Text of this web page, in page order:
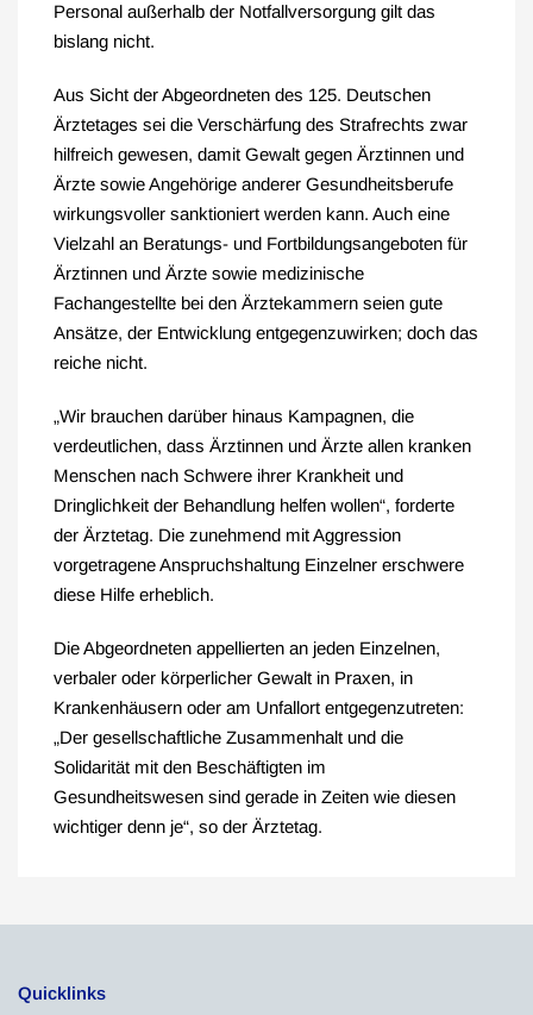
Personal außerhalb der Notfallversorgung gilt das
bislang nicht.
Aus Sicht der Abgeordneten des 125. Deutschen
Ärztetages sei die Verschärfung des Strafrechts zwar
hilfreich gewesen, damit Gewalt gegen Ärztinnen und
Ärzte sowie Angehörige anderer Gesundheitsberufe
wirkungsvoller sanktioniert werden kann. Auch eine
Vielzahl an Beratungs- und Fortbildungsangeboten für
Ärztinnen und Ärzte sowie medizinische
Fachangestellte bei den Ärztekammern seien gute
Ansätze, der Entwicklung entgegenzuwirken; doch das
reiche nicht.
„Wir brauchen darüber hinaus Kampagnen, die
verdeutlichen, dass Ärztinnen und Ärzte allen kranken
Menschen nach Schwere ihrer Krankheit und
Dringlichkeit der Behandlung helfen wollen“, forderte
der Ärztetag. Die zunehmend mit Aggression
vorgetragene Anspruchshaltung Einzelner erschwere
diese Hilfe erheblich.
Die Abgeordneten appellierten an jeden Einzelnen,
verbaler oder körperlicher Gewalt in Praxen, in
Krankenhäusern oder am Unfallort entgegenzutreten:
„Der gesellschaftliche Zusammenhalt und die
Solidarität mit den Beschäftigten im
Gesundheitswesen sind gerade in Zeiten wie diesen
wichtiger denn je“, so der Ärztetag.
Quicklinks